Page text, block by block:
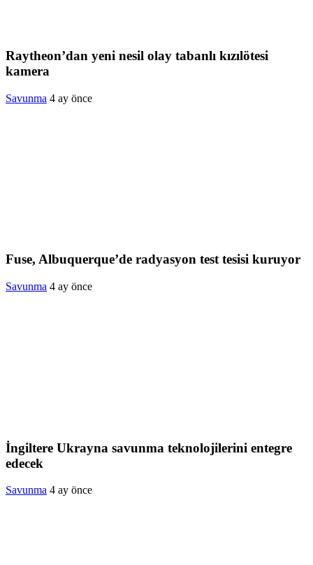
Raytheon’dan yeni nesil olay tabanlı kızılötesi
kamera
Savunma 4 ay önce
Fuse, Albuquerque’de radyasyon test tesisi kuruyor
Savunma 4 ay önce
İngiltere Ukrayna savunma teknolojilerini entegre
edecek
Savunma 4 ay önce